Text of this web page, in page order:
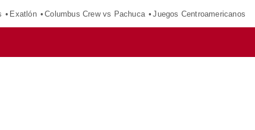
Exatlón Columbus Crew vs Pachuca Juegos Centroamericanos